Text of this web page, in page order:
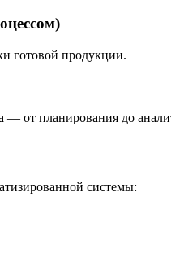
готовой продукции.
— от планирования до
системы: